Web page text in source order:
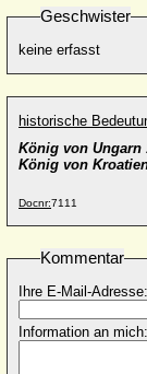
Geschwister
keine erfasst
historische
König von Ungarn
König von
Docnr:7111
Kommentar
Ihre E-Mail-Adresse:
Information an mich: